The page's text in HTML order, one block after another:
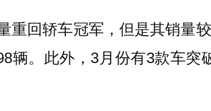
重回轿车冠军，但是其销量
辆。此外，3月份有3款车